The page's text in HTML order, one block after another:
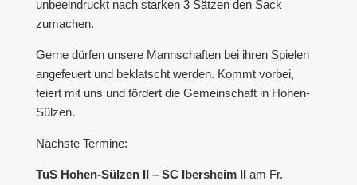
unbeeindruckt nach starken 3 Sätzen den Sack
zumachen.
Gerne dürfen unsere Mannschaften bei ihren Spielen
angefeuert und beklatscht werden. Kommt vorbei,
feiert mit uns und fördert die Gemeinschaft in Hohen-
Sülzen.
Nächste Termine:
TuS Hohen-Sülzen II – SC Ibersheim II am Fr.